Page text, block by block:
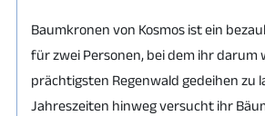
Baumkronen von Kosmos ist ein
für zwei Personen, bei dem ihr darum
prächtigsten Regenwald gedeihen zu
Jahreszeiten hinweg versucht ihr